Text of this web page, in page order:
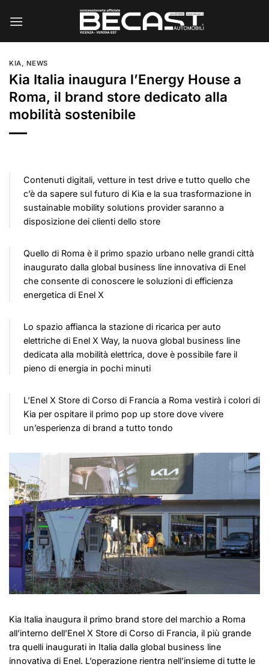
KIA, NEWS
Kia Italia inaugura l’Energy House a
Roma, il brand store dedicato alla
mobilità sostenibile
Contenuti digitali, vetture in test drive e tutto quello che
c’è da sapere sul futuro di Kia e la sua trasformazione in
sustainable mobility solutions provider saranno a
disposizione dei clienti dello store
Quello di Roma è il primo spazio urbano nelle grandi città
inaugurato dalla global business line innovativa di Enel
che consente di conoscere le soluzioni di efficienza
energetica di Enel X
Lo spazio affianca la stazione di ricarica per auto
elettriche di Enel X Way, la nuova global business line
dedicata alla mobilità elettrica, dove è possibile fare il
pieno di energia in pochi minuti
L’Enel X Store di Corso di Francia a Roma vestirà i colori di
Kia per ospitare il primo pop up store dove vivere
un’esperienza di brand a tutto tondo
Kia Italia inaugura il primo brand store del marchio a Roma
all’interno dell’Enel X Store di Corso di Francia, il più grande
tra quelli inaugurati in Italia dalla global business line
innovativa di Enel. L’operazione rientra nell’insieme di tutte le